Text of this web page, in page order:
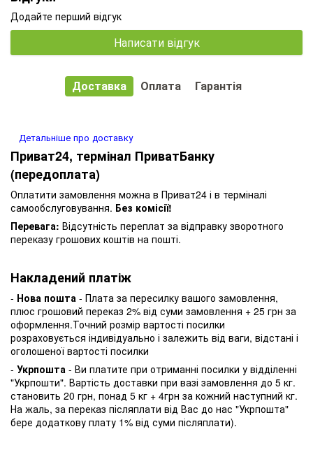
Додайте перший відгук
Написати відгук
Доставка Оплата Гарантія
Детальніше про доставку
Приват24, термінал ПриватБанку
(передоплата)
Оплатити замовлення можна в Приват24 і в терміналі
самообслуговування. Без комісії!
Перевага: Відсутність переплат за відправку зворотного
переказу грошових коштів на пошті.
Накладений платіж
- Нова пошта - Плата за пересилку вашого замовлення,
плюс грошовий переказ 2% від суми замовлення + 25 грн за
оформлення.Точний розмір вартості посилки
розраховується індивідуально і залежить від ваги, відстані і
оголошеної вартості посилки
- Укрпошта - Ви платите при отриманні посилки у відділенні
"Укрпошти". Вартість доставки при вазі замовлення до 5 кг.
становить 20 грн, понад 5 кг + 4грн за кожний наступний кг.
На жаль, за переказ післяплати від Вас до нас "Укрпошта"
бере додаткову плату 1% від суми післяплати).